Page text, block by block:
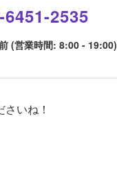
6451-2535
(営業時間: 8:00 - 19:00)
いね！